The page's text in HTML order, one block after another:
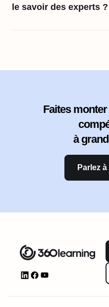
le savoir des experts ?
Faites
à
Parlez